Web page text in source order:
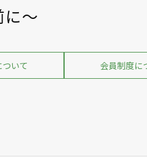
～
いて 会員制度に